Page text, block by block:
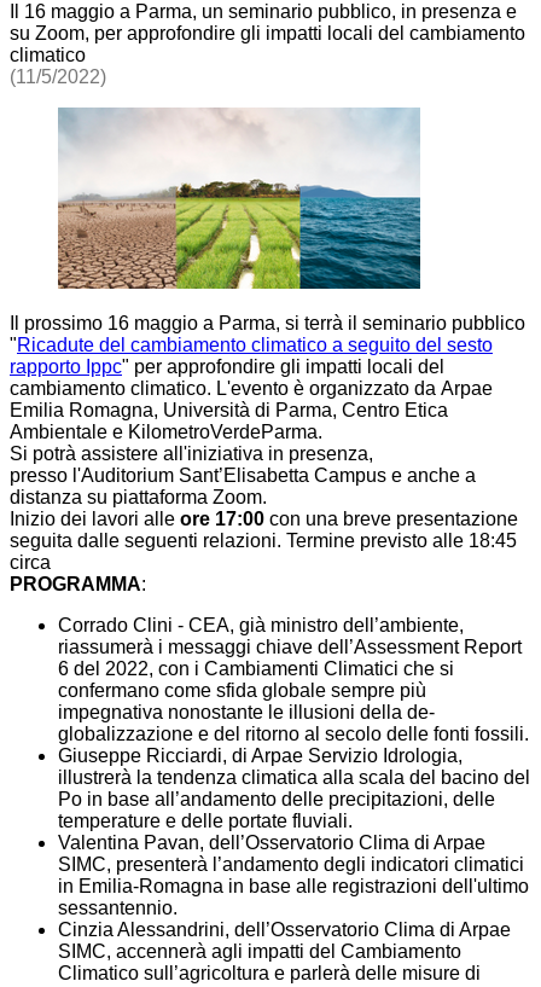
Il 16 maggio a Parma, un seminario pubblico, in presenza e
su Zoom, per approfondire gli impatti locali del cambiamento
climatico
(11/5/2022)
Il prossimo 16 maggio a Parma, si terrà il seminario pubblico
"Ricadute del cambiamento climatico a seguito del sesto
rapporto Ippc" per approfondire gli impatti locali del
cambiamento climatico. L'evento è organizzato da Arpae
Emilia Romagna, Università di Parma, Centro Etica
Ambientale e KilometroVerdeParma.
Si potrà assistere all'iniziativa in presenza,
presso l'Auditorium Sant’Elisabetta Campus e anche a
distanza su piattaforma Zoom.
Inizio dei lavori alle ore 17:00 con una breve presentazione
seguita dalle seguenti relazioni. Termine previsto alle 18:45
circa
PROGRAMMA:
Corrado Clini - CEA, già ministro dell’ambiente,
riassumerà i messaggi chiave dell’Assessment Report
6 del 2022, con i Cambiamenti Climatici che si
confermano come sfida globale sempre più
impegnativa nonostante le illusioni della de-
globalizzazione e del ritorno al secolo delle fonti fossili.
Giuseppe Ricciardi, di Arpae Servizio Idrologia,
illustrerà la tendenza climatica alla scala del bacino del
Po in base all’andamento delle precipitazioni, delle
temperature e delle portate fluviali.
Valentina Pavan, dell’Osservatorio Clima di Arpae
SIMC, presenterà l’andamento degli indicatori climatici
in Emilia-Romagna in base alle registrazioni dell'ultimo
sessantennio.
Cinzia Alessandrini, dell’Osservatorio Clima di Arpae
SIMC, accennerà agli impatti del Cambiamento
Climatico sull’agricoltura e parlerà delle misure di